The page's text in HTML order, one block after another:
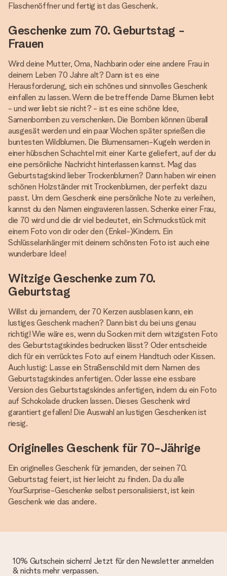
Flaschenöffner und fertig ist das Geschenk.
Geschenke zum 70. Geburtstag -
Frauen
Wird deine Mutter, Oma, Nachbarin oder eine andere Frau in
deinem Leben 70 Jahre alt? Dann ist es eine
Herausforderung, sich ein schönes und sinnvolles Geschenk
einfallen zu lassen. Wenn die betreffende Dame Blumen liebt
- und wer liebt sie nicht? - ist es eine schöne Idee,
Samenbomben zu verschenken. Die Bomben können überall
ausgesät werden und ein paar Wochen später sprießen die
buntesten Wildblumen. Die Blumensamen-Kugeln werden in
einer hübschen Schachtel mit einer Karte geliefert, auf der du
eine persönliche Nachricht hinterlassen kannst. Mag das
Geburtstagskind lieber Trockenblumen? Dann haben wir einen
schönen Holzständer mit Trockenblumen, der perfekt dazu
passt. Um dem Geschenk eine persönliche Note zu verleihen,
kannst du den Namen eingravieren lassen. Schenke einer Frau,
die 70 wird und die dir viel bedeutet, ein Schmuckstück mit
einem Foto von dir oder den (Enkel-)Kindern. Ein
Schlüsselanhänger mit deinem schönsten Foto ist auch eine
wunderbare Idee!
Witzige Geschenke zum 70.
Geburtstag
Willst du jemandem, der 70 Kerzen ausblasen kann, ein
lustiges Geschenk machen? Dann bist du bei uns genau
richtig! Wie wäre es, wenn du Socken mit dem witzigsten Foto
des Geburtstagskindes bedrucken lässt? Oder entscheide
dich für ein verrücktes Foto auf einem Handtuch oder Kissen.
Auch lustig: Lasse ein Straßenschild mit dem Namen des
Geburtstagskindes anfertigen. Oder lasse eine essbare
Version des Geburtstagskindes anfertigen, indem du ein Foto
auf Schokolade drucken lassen. Dieses Geschenk wird
garantiert gefallen! Die Auswahl an lustigen Geschenken ist
riesig.
Originelles Geschenk für 70-Jährige
Ein originelles Geschenk für jemanden, der seinen 70.
Geburtstag feiert, ist hier leicht zu finden. Da du alle
YourSurprise-Geschenke selbst personalisierst, ist kein
Geschenk wie das andere.
10% Gutschein sichern! Jetzt für den Newsletter anmelden
& nichts mehr verpassen.